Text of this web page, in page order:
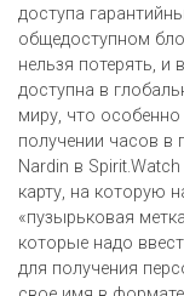
доступа
общедоступном
нельзя потерять, и
доступна в
миру, что
получении часов в
Nardin в
карту, на которую
«пузырьковая
которые надо
для получения